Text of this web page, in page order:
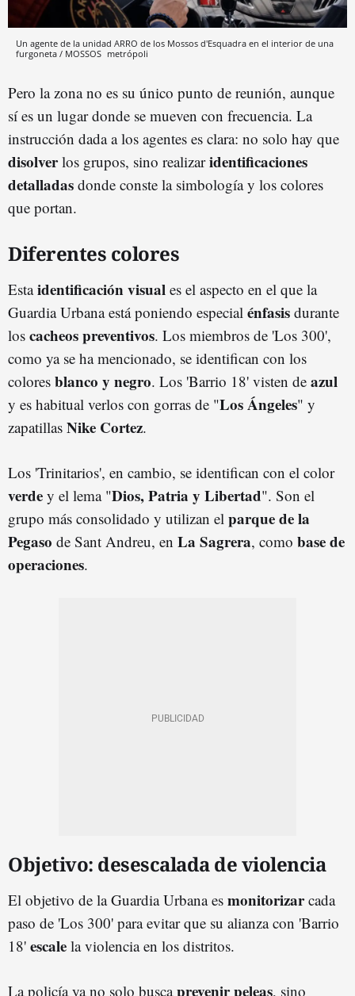
Un agente de la unidad ARRO de los Mossos d'Esquadra en el interior de una
furgoneta / MOSSOS metrópoli
Pero la zona no es su único punto de reunión, aunque
sí es un lugar donde se mueven con frecuencia. La
instrucción dada a los agentes es clara: no solo hay que
disolverlos grupos, sino realizaridentificaciones
detalladas donde conste la simbología y los colores
que portan.
Diferentes colores
Estaidentificación visual es el aspecto en el que la
Guardia Urbana está poniendo especial énfasis durante
los cacheos preventivos. Los miembros de 'Los 300',
como ya se ha mencionado, se identifican con los
colores blanco y negro. Los 'Barrio 18' visten de azul
y es habitual verlos con gorras de "LosÁngeles" y
zapatillas Nike Cortez.
Los 'Trinitarios', en cambio, se identifican con el color
verde y el lema "Dios, Patria y Libertad". Son el
grupo más consolidado y utilizan el parque de la
Pegaso de Sant Andreu, en La Sagrera, como base de
operaciones.
Objetivo: desescalada de violencia
El objetivo de la Guardia Urbana es monitorizarcada
paso de 'Los 300' para evitar que su alianza con 'Barrio
18' escale la violencia en los distritos.
La policía ya no solo buscaprevenir peleas, sino